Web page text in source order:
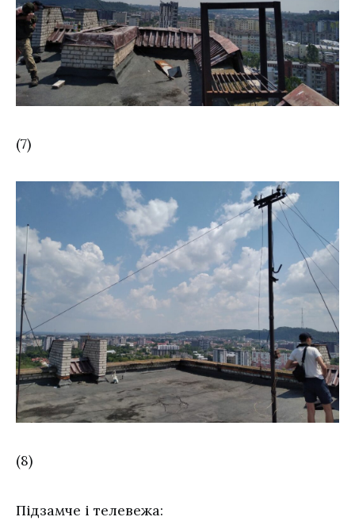
(7)
(8)
Підзамче і телевежа: